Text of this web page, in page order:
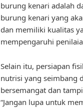
burung kenari adalah
burung kenari yang
dan memiliki kualitas
mempengaruhi
Selain itu, persiapan
nutrisi yang seimbang
bersemangat dan
“Jangan lupa untuk